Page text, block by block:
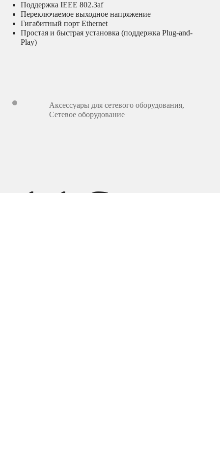
Поддержка IEEE 802.3af
Переключаемое выходное напряжение
Гигабитный порт Ethernet
Простая и быстрая установка (поддержка Plug-and-
Play)
Аксессуары для сетевого оборудования,
Сетевое оборудование
116